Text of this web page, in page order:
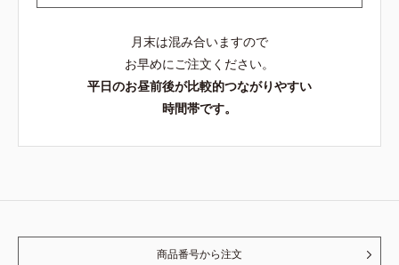
月末は混み合いますので
お早めにご注文ください。
平日のお昼前後が比較的つながりやすい
時間帯です。
商品番号から注文